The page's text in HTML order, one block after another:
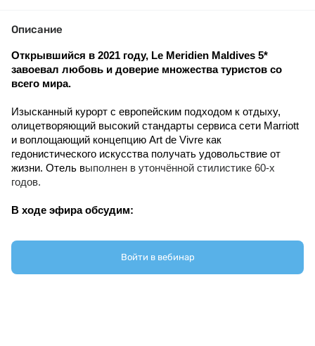
Описание
Открывшийся в 2021 году, Le Meridien Maldives 5*
завоевал любовь и доверие множества туристов со
всего мира.
Изысканный курорт с европейским подходом к отдыху,
олицетворяющий высокий стандарты сервиса сети Marriott
и воплощающий концепцию Art de Vivre как
гедонистического искусства получать удовольствие от
жизни. Отель выполнен в утончённой стилистике 60-х
годов.
В ходе эфира обсудим:
особенности курорта и размещения;
концепцию отдыха Art de Vivre и воплощение идеи
Войти в вебинар